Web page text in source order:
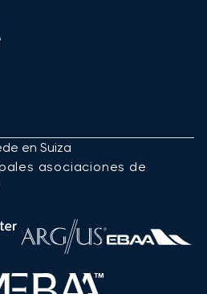
en Suiza
asociaciones de